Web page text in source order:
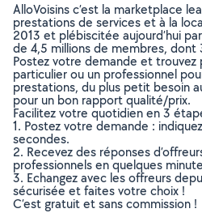
AlloVoisins c’est la marketplace
prestations de services et à la
2013 et plébiscitée aujourd’hui
de 4,5 millions de membres,
Postez votre demande et trouvez
particulier ou un professionnel
prestations, du plus petit besoin
pour un bon rapport qualité/prix.
Facilitez votre quotidien en 3
1. Postez votre demande :
secondes.
2. Recevez des réponses
professionnels en quelques
3. Echangez avec les offreurs
sécurisée et faites votre choix !
C’est gratuit et sans commission !